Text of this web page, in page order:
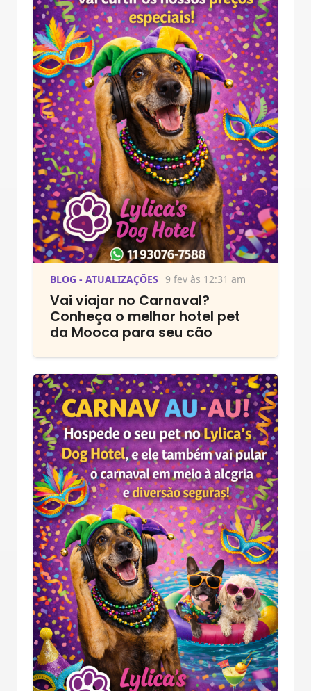
BLOG - ATUALIZAÇÕES 9 fev às 12:31 am
Vai viajar no Carnaval?
Conheça o melhor hotel pet
da Mooca para seu cão